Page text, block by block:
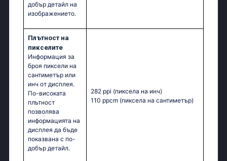
добър детайл на
изображението.
Плътност на
пикселите
Информация за
броя пиксели на
сантиметър или
инч от дисплея.
По-високата
плътност
позволява
информацията на
дисплея да бъде
показвана с по-
добър детайл.
282 ppi (пиксела на инч)
110 ppcm (пиксела на сантиметър)